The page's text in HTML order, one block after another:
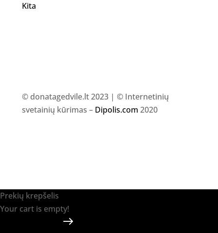
Kita
© donatagedvile.lt 2023 | © Internetinių
svetainių kūrimas – Dipolis.com 2020
Prekių krepšelis
Your cart is empty!